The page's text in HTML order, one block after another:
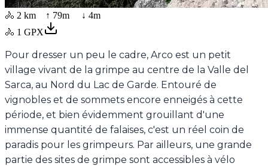
🚴 2 km ↑ 79m ↓ 4m
🚴 1 GPX
Pour dresser un peu le cadre, Arco est un petit
village vivant de la grimpe au centre de la Valle del
Sarca, au Nord du Lac de Garde. Entouré de
vignobles et de sommets encore enneigés à cette
période, et bien évidemment grouillant d'une
immense quantité de falaises, c'est un réel coin de
paradis pour les grimpeurs. Par ailleurs, une grande
partie des sites de grimpe sont accessibles à vélo